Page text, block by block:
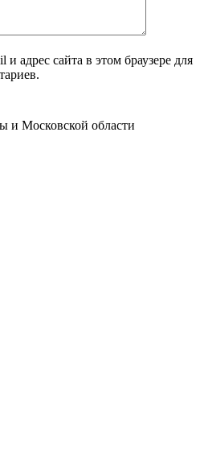
адрес сайта в этом браузере для
и Московской области